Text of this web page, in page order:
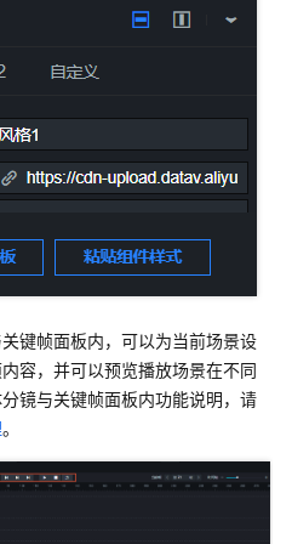
键帧面板内，可以为当前场景设
容，并可以预览播放场景在不同
镜与关键帧面板内功能说明，请
。